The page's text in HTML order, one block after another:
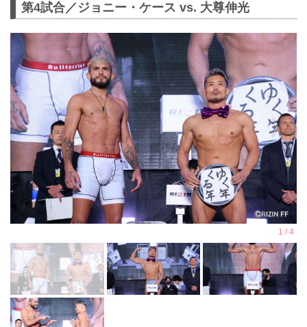
第4試合／ジョニー・ケース vs. 大尊伸光